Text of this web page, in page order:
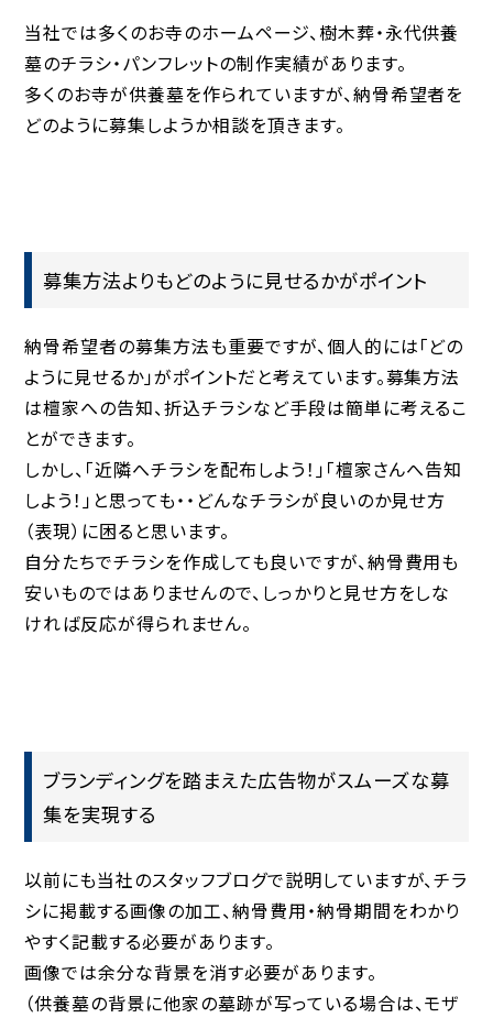
当社では多くのお寺のホームページ、樹木葬・永代供養
墓のチラシ・パンフレットの制作実績があります。
多くのお寺が供養墓を作られていますが、納骨希望者を
どのように募集しようか相談を頂きます。
募集方法よりもどのように見せるかがポイント
納骨希望者の募集方法も重要ですが、個人的には「どの
ように見せるか」がポイントだと考えています。募集方法
は檀家への告知、折込チラシなど手段は簡単に考えるこ
とができます。
しかし、「近隣へチラシを配布しよう！」「檀家さんへ告知
しよう！」と思っても・・どんなチラシが良いのか見せ方
（表現）に困ると思います。
自分たちでチラシを作成しても良いですが、納骨費用も
安いものではありませんので、しっかりと見せ方をしな
ければ反応が得られません。
ブランディングを踏まえた広告物がスムーズな募
集を実現する
以前にも当社のスタッフブログで説明していますが、チラ
シに掲載する画像の加工、納骨費用・納骨期間をわかり
やすく記載する必要があります。
画像では余分な背景を消す必要があります。
（供養墓の背景に他家の墓跡が写っている場合は、モザ